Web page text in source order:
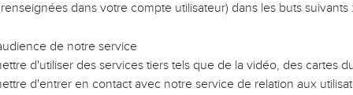
heure son état s’était amélioré. Ils lui répondirent : —C’est
l’heure même où Jésus lui avait dit : « Ton fils est bien
dans votre compte utilisateur) dans les buts suivants :
de notre service
d'utiliser des services tiers tels que de la vidéo, des cartes
d'entrer en contact avec notre service de relation aux